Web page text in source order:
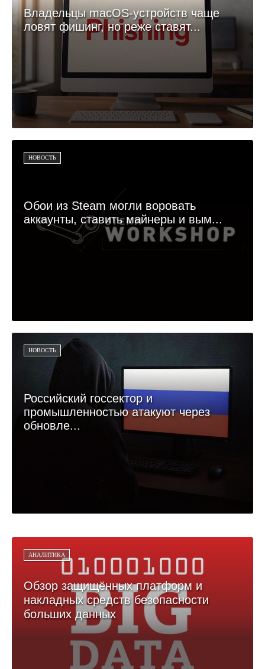
Владельцы macOS-устройств чаще
ловят фишинг, но реже ставят...
НОВОСТЬ
Обои из Steam могли воровать
аккаунты, ставить майнеры и вым...
НОВОСТЬ
Российский госсектор и
промышленностью атакуют через
обновле...
АНАЛИТИКА
Обзор защищённых платформ и
накладных средств безопасности
больших данных